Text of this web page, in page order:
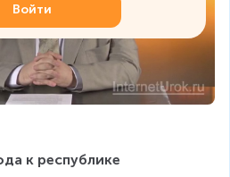
Войти
к республике